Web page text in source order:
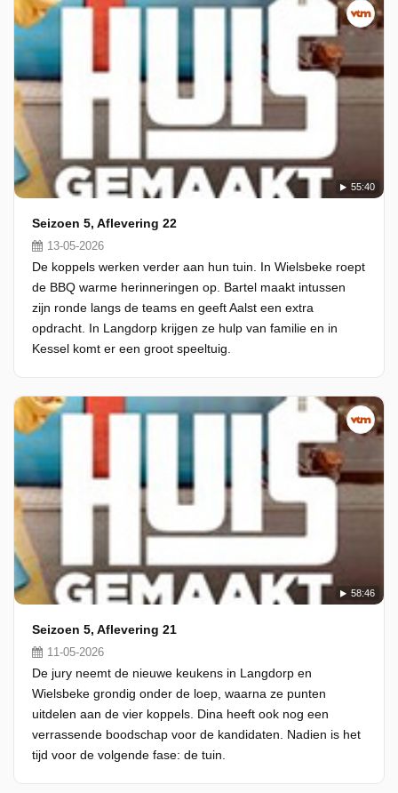
55:40
Seizoen 5, Aflevering 22
13-05-2026
De koppels werken verder aan hun tuin. In Wielsbeke roept
de BBQ warme herinneringen op. Bartel maakt intussen
zijn ronde langs de teams en geeft Aalst een extra
opdracht. In Langdorp krijgen ze hulp van familie en in
Kessel komt er een groot speeltuig.
58:46
Seizoen 5, Aflevering 21
11-05-2026
De jury neemt de nieuwe keukens in Langdorp en
Wielsbeke grondig onder de loep, waarna ze punten
uitdelen aan de vier koppels. Dina heeft ook nog een
verrassende boodschap voor de kandidaten. Nadien is het
tijd voor de volgende fase: de tuin.